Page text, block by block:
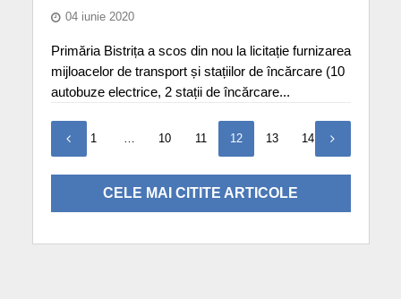
04 iunie 2020
Primăria Bistrița a scos din nou la licitație furnizarea
mijloacelor de transport și stațiilor de încărcare (10
autobuze electrice, 2 stații de încărcare...
1 … 10 11 12 13 14
CELE MAI CITITE ARTICOLE